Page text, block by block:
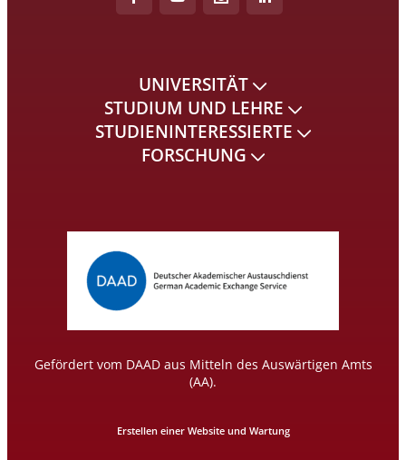
UNIVERSITÄT
STUDIUM UND LEHRE
STUDIENINTERESSIERTE
FORSCHUNG
Gefördert vom DAAD aus Mitteln des Auswärtigen Amts
(AA).
Erstellen einer Website und Wartung